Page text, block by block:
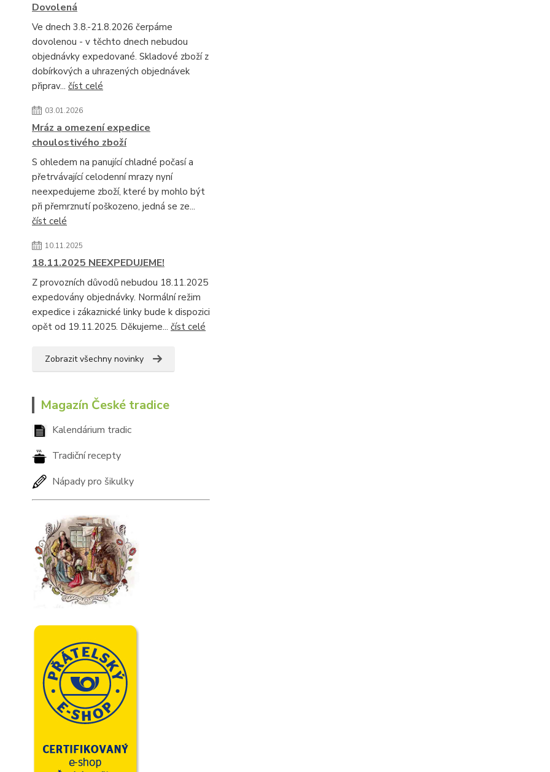
Dovolená
Ve dnech 3.8.-21.8.2026 čerpáme
dovolenou - v těchto dnech nebudou
objednávky expedované. Skladové zboží z
dobírkových a uhrazených objednávek
připrav... číst celé
03.01.2026
Mráz a omezení expedice
choulostivého zboží
S ohledem na panující chladné počasí a
přetrvávající celodenní mrazy nyní
neexpedujeme zboží, které by mohlo být
při přemrznutí poškozeno, jedná se ze...
číst celé
10.11.2025
18.11.2025 NEEXPEDUJEME!
Z provozních důvodů nebudou 18.11.2025
expedovány objednávky. Normální režim
expedice i zákaznické linky bude k dispozici
opět od 19.11.2025. Děkujeme... číst celé
Zobrazit všechny novinky
Magazín České tradice
Kalendárium tradic
Tradiční recepty
Nápady pro šikulky